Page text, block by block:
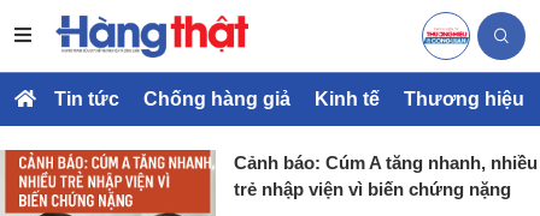
Tin tức Chống hàng giả Kinh tế Thương hiệu
Cảnh báo: Cúm A tăng nhanh, nhiều
trẻ nhập viện vì biến chứng nặng